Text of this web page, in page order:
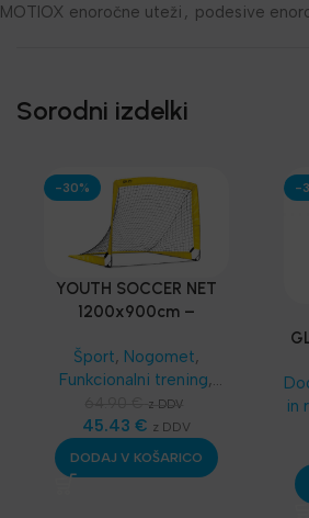
MOTIOX enoročne uteži , podesive
Sorodni izdelki
-30%
YOUTH SOCCER NET
1200x900cm –
Šport, Nogomet,
Funkcionalni trening,
SKLZ Funkcionalni
trening,Najnovejša
oprema
z DDV
45.43 € z DDV
DODAJ V KOŠARICO
-
in